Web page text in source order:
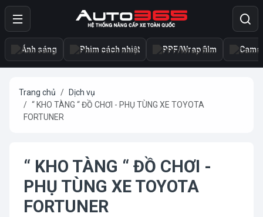
Ánh sáng Phim cách nhiệt PPF/Wrap film
Trang chủ
Dịch vụ
“ KHO TÀNG “ ĐỒ CHƠI - PHỤ TÙNG XE TOYOTA
FORTUNER
“ KHO TÀNG “ ĐỒ CHƠI -
PHỤ TÙNG XE TOYOTA
FORTUNER